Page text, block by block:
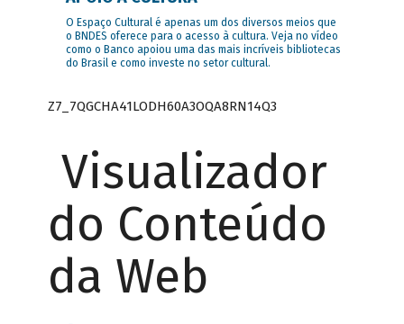
O Espaço Cultural é apenas um dos diversos meios que
o BNDES oferece para o acesso à cultura. Veja no vídeo
como o Banco apoiou uma das mais incríveis bibliotecas
do Brasil e como investe no setor cultural.
Z7_7QGCHA41LODH60A3OQA8RN14Q3
Visualizador
do Conteúdo
da Web